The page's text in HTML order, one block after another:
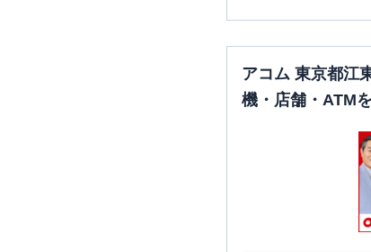
アコム 東京都江
機・店舗・ATM